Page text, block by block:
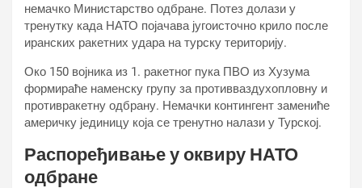
немачко Министарство одбране. Потез долази у
тренутку када НАТО појачава југоисточно крило после
иранских ракетних удара на турску територију.
Око 150 војника из 1. ракетног пука ПВО из Хузума
формираће наменску групу за противваздухопловну и
противракетну одбрану. Немачки контингент замениће
америчку јединицу која се тренутно налази у Турској.
Распоређивање у оквиру НАТО
одбране